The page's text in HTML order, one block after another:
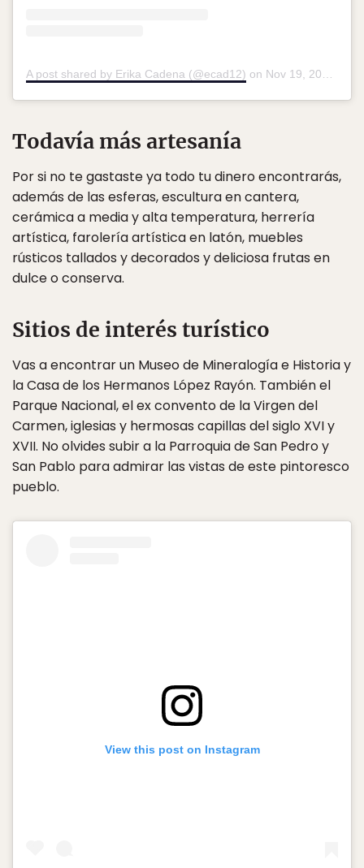
A post shared by Erika Cadena (@ecad12) on Nov 19, 2018 at 7:38pm PST
Todavía más artesanía
Por si no te gastaste ya todo tu dinero encontrarás,
además de las esferas, escultura en cantera,
cerámica a media y alta temperatura, herrería
artística, farolería artística en latón, muebles
rústicos tallados y decorados y deliciosa frutas en
dulce o conserva.
Sitios de interés turístico
Vas a encontrar un Museo de Mineralogía e Historia y
la Casa de los Hermanos López Rayón. También el
Parque Nacional, el ex convento de la Virgen del
Carmen, iglesias y hermosas capillas del siglo XVI y
XVII. No olvides subir a la Parroquia de San Pedro y
San Pablo para admirar las vistas de este pintoresco
pueblo.
View this post on Instagram